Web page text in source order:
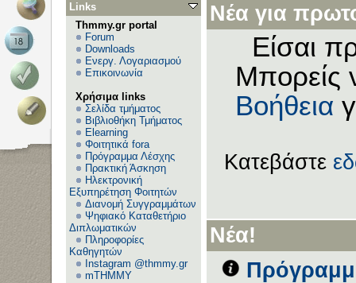
Links
Thmmy.gr portal
Forum
Downloads
Ενεργ. Λογαριασμού
Επικοινωνία
Χρήσιμα links
Σελίδα τμήματος
Βιβλιοθήκη Τμήματος
Elearning
Φοιτητικά fora
Πρόγραμμα Λέσχης
Πρακτική Άσκηση
Ηλεκτρονική
Εξυπηρέτηση Φοιτητών
Διανομή Συγγραμμάτων
Ψηφιακό Καταθετήριο
Διπλωματικών
Πληροφορίες
Καθηγητών
Instagram @thmmy.gr
mTHMMY
Νέα για
Είσαι
Μπορείς
Βοήθεια
Κατεβάστε
Νέα!